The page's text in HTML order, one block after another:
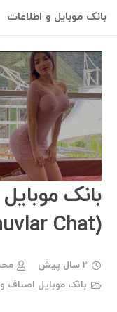
بانک موبایل و اطلاعات
Chat)
2 سال پیش
بانک موبایل اصناف